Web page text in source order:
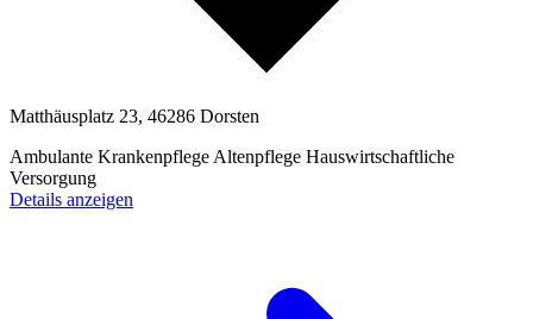
Matthäusplatz 23, 46286 Dorsten
Ambulante Krankenpflege Altenpflege Hauswirtschaftliche
Versorgung
Details anzeigen